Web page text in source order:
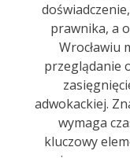
prawnika, a
Wrocławiu
przeglądanie
adwokackiej.
wymaga
kluczowy